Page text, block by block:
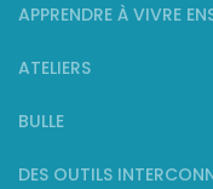
APPRENDRE À VIVRE
ATELIERS
BULLE
DES OUTILS